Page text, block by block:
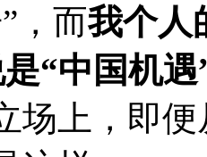
，而我个人
“中国机
场上，即